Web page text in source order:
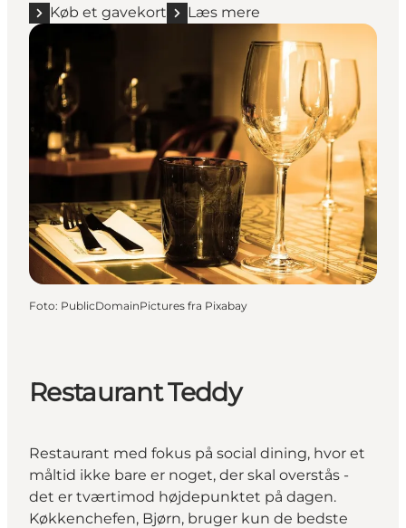
Køb et gavekort Læs mere
Foto: PublicDomainPictures fra Pixabay
Restaurant Teddy
Restaurant med fokus på social dining, hvor et
måltid ikke bare er noget, der skal overstås -
det er tværtimod højdepunktet på dagen.
Køkkenchefen, Bjørn, bruger kun de bedste